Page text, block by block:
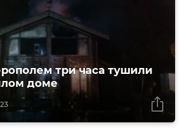
три часа тушили
доме